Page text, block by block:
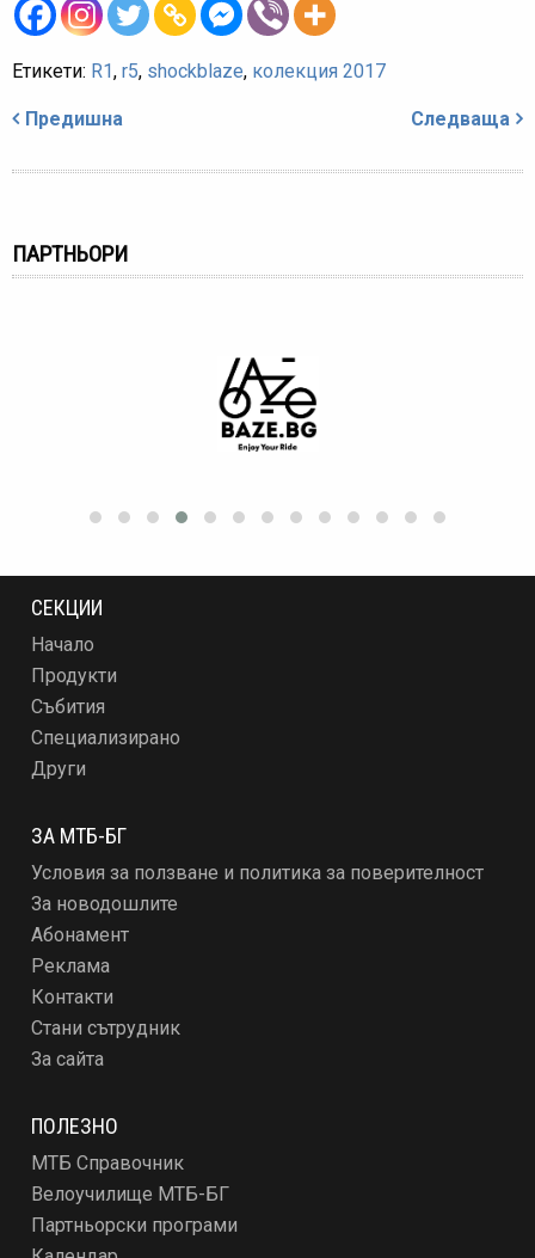
Етикети: R1, r5, shockblaze, колекция 2017
Предишна Следваща
ПАРТНЬОРИ
СЕКЦИИ
Начало
Продукти
Събития
Специализирано
Други
ЗА МТБ-БГ
Условия за ползване и политика за поверителност
За новодошлите
Абонамент
Реклама
Контакти
Стани сътрудник
За сайта
ПОЛЕЗНО
МТБ Справочник
Велоучилище МТБ-БГ
Партньорски програми